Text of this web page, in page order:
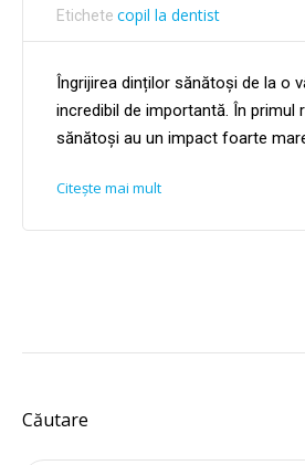
Etichete copil la dentist
Îngrijirea dinților sănătoși de la o
incredibil de importantă. În primul
sănătoși au un impact foarte
Citește mai mult
Căutare